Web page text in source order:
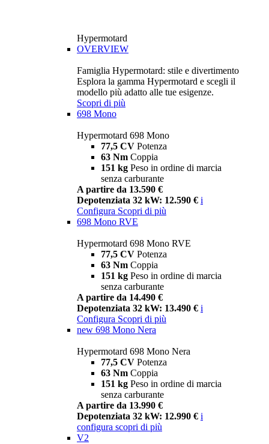
Hypermotard
OVERVIEW
Famiglia Hypermotard: stile e divertimento
Esplora la gamma Hypermotard e scegli il
modello più adatto alle tue esigenze.
Scopri di più
698 Mono
Hypermotard 698 Mono
77,5 CV Potenza
63 Nm Coppia
151 kg Peso in ordine di marcia
senza carburante
A partire da 13.590 €
Depotenziata 32 kW: 12.590 € i
Configura Scopri di più
698 Mono RVE
Hypermotard 698 Mono RVE
77,5 CV Potenza
63 Nm Coppia
151 kg Peso in ordine di marcia
senza carburante
A partire da 14.490 €
Depotenziata 32 kW: 13.490 € i
Configura Scopri di più
new 698 Mono Nera
Hypermotard 698 Mono Nera
77,5 CV Potenza
63 Nm Coppia
151 kg Peso in ordine di marcia
senza carburante
A partire da 13.990 €
Depotenziata 32 kW: 12.990 € i
configura scopri di più
V2